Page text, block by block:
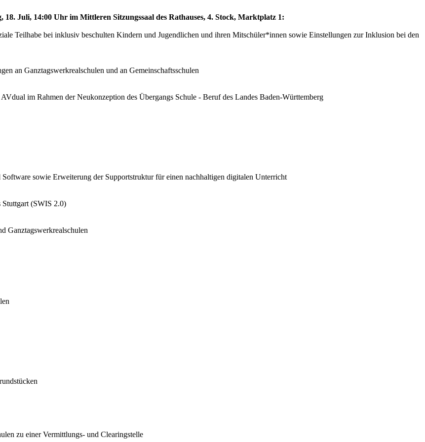
Juli, 14:00 Uhr im Mittleren Sitzungssaal des Rathauses, 4. Stock, Marktplatz 1:
Teilhabe bei inklusiv beschulten Kindern und Jugendlichen und ihren Mitschüler*innen sowie Einstellungen zur Inklusion bei den
an Ganztagswerkrealschulen und an Gemeinschaftsschulen
im Rahmen der Neukonzeption des Übergangs Schule - Beruf des Landes Baden-Württemberg
sowie Erweiterung der Supportstruktur für einen nachhaltigen digitalen Unterricht
Stuttgart (SWIS 2.0)
Ganztagswerkrealschulen
zu einer Vermittlungs- und Clearingstelle